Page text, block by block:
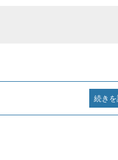
続き